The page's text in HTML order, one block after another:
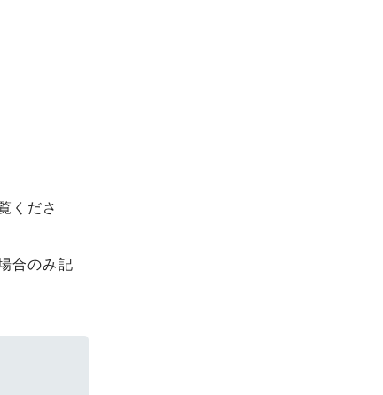
くださ
合のみ記